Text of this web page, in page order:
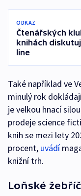
ODKAZ
Čtenářských
knihách
line
Také například ve
minulý rok
je velkou hnací
prodeje science
knih se mezi lety
procent, uvádí
knižní trh.
Loňské